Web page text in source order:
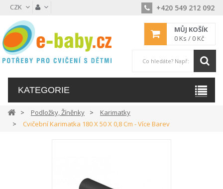
CZK +420 549 212 092
MŮJ KOŠÍK
0 Ks / 0 Kč
KATEGORIE
Podložky, Žíněnky
Karimatky
Cvičební Karimatka 180 X 50 X 0,8 Cm - Více Barev